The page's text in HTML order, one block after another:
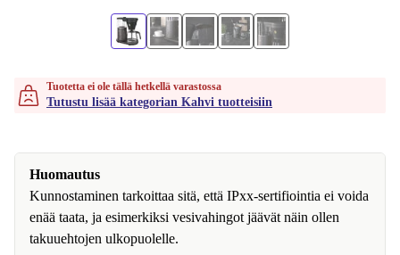
Tuotetta ei ole tällä hetkellä varastossa
Tutustu lisää kategorian Kahvi tuotteisiin
Huomautus
Kunnostaminen tarkoittaa sitä, että IPxx-sertifiointia ei voida
enää taata, ja esimerkiksi vesivahingot jäävät näin ollen
takuuehtojen ulkopuolelle.